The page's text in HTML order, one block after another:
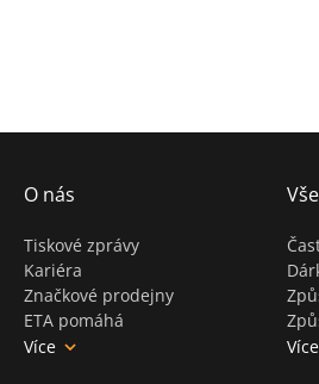
O nás
Tiskové zprávy
Kariéra
Značkové prodejny
ETA pomáhá
Více
Více